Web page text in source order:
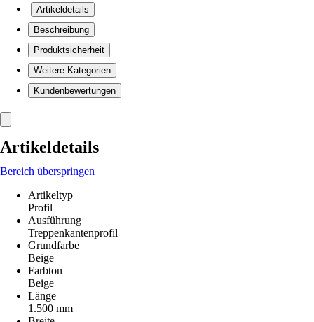
Artikeldetails
Beschreibung
Produktsicherheit
Weitere Kategorien
Kundenbewertungen
Artikeldetails
Bereich überspringen
Artikeltyp
Profil
Ausführung
Treppenkantenprofil
Grundfarbe
Beige
Farbton
Beige
Länge
1.500 mm